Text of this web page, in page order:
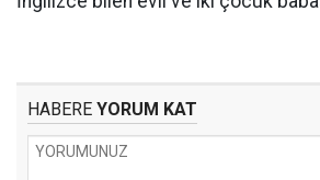
HABERE YORUM KAT